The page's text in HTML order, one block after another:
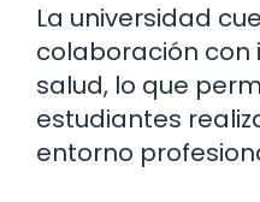
La universidad
colaboración con
salud, lo que
estudiantes
entorno